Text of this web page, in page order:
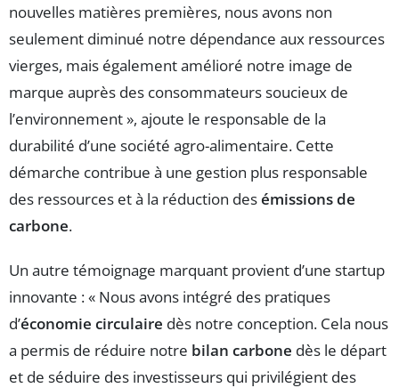
nouvelles matières premières, nous avons non
seulement diminué notre dépendance aux ressources
vierges, mais également amélioré notre image de
marque auprès des consommateurs soucieux de
l’environnement », ajoute le responsable de la
durabilité d’une société agro-alimentaire. Cette
démarche contribue à une gestion plus responsable
des ressources et à la réduction desémissions de
carbone.
Un autre témoignage marquant provient d’une startup
innovante : « Nous avons intégré des pratiques
d’économie circulaire dès notre conception. Cela nous
a permis de réduire notre bilan carbone dès le départ
et de séduire des investisseurs qui privilégient des